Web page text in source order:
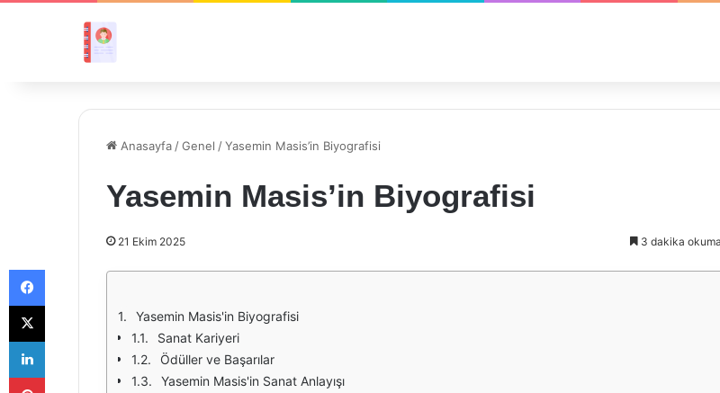
Anasayfa /Genel /Yasemin Masis’in Biyografisi
Yasemin Masis’in Biyografisi
21 Ekim 2025 3 dakika
Yasemin Masis'in Biyografisi
Sanat Kariyeri
Ödüller ve Başarılar
Yasemin Masis'in Sanat Anlayışı
Facebook
X
LinkedIn
Pinterest